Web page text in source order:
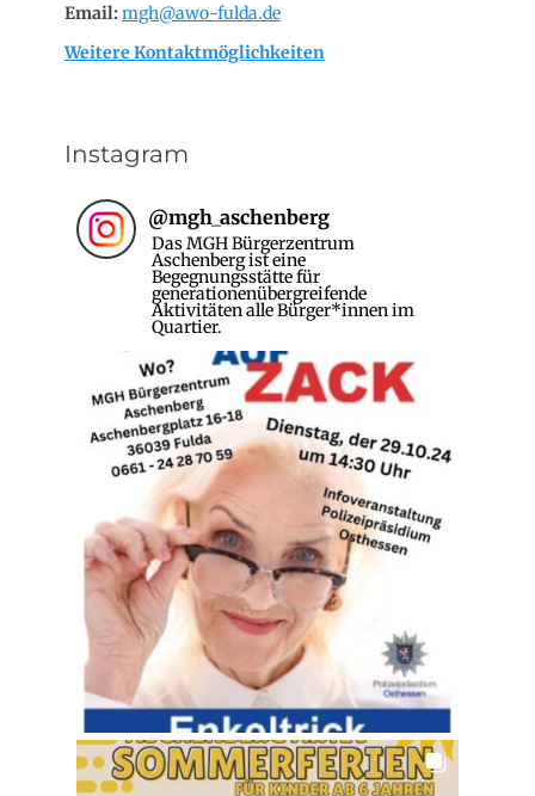
Email: mgh@awo-fulda.de
Weitere Kontaktmöglichkeiten
Instagram
@mgh_aschenberg
Das MGH Bürgerzentrum
Aschenberg ist eine
Begegnungsstätte für
generationenübergreifende
Aktivitäten alle Bürger*innen im
Quartier.